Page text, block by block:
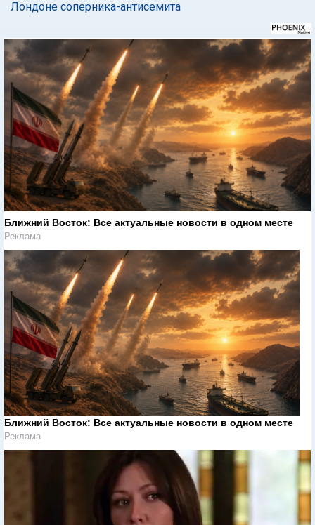
Лондоне соперника-антисемита
Ближний Восток: Все актуальные новости в одном месте
Реклама
Ближний Восток: Все актуальные новости в одном месте
Реклама